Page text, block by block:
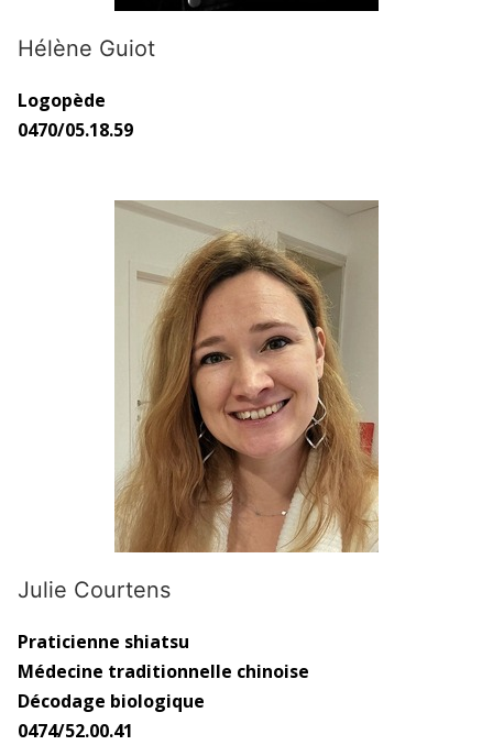
Hélène Guiot
Logopède
0470/05.18.59
Julie Courtens
Praticienne shiatsu
Médecine traditionnelle chinoise
Décodage biologique
0474/52.00.41